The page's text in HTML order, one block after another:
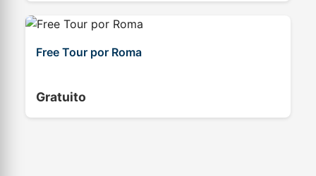
Free Tour por Roma
Gratuito